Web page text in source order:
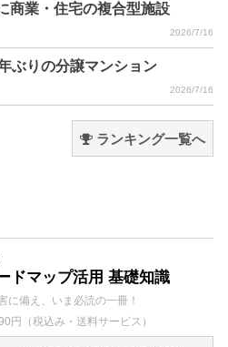
商業・住宅の複合型施設
2026/7/16
ぶりの分譲マンション
2026/7/16
ランキング一覧へ
ドマップ活用 基礎知識
に備え、いま必読の一冊！
円（税込み・送料サービス）